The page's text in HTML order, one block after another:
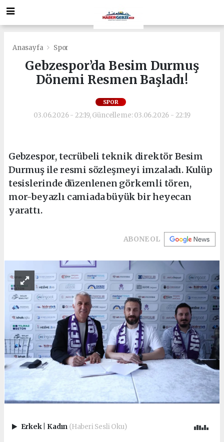
Anasayfa Spor
Gebzespor’da Besim Durmuş
Dönemi Resmen Başladı!
SPOR
03.06.2026 - 22:19, Güncelleme: 03.06.2026 - 22:19
Gebzespor, tecrübeli teknik direktör Besim
Durmuş ile resmi sözleşmeyi imzaladı. Kulüp
tesislerinde düzenlenen görkemli tören,
mor-beyazlı camiada büyük bir heyecan
yarattı.
ABONE OL
Erkek Kadın (Haberi Sesli Oku)